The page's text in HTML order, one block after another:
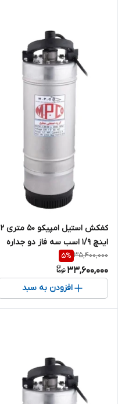
کفکش استیل امپیکو 50 متری 2
اینچ 1/9 اسب سه فاز دو جداره
مطیع پمپ خروجی بالا تنه باریک
35,400,000
5%
33,600,000
افزودن به سبد